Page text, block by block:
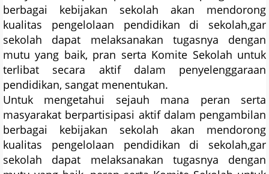
berbagai kebijakan sekolah akan mendorong
kualitas pengelolaan pendidikan di sekolah,gar
sekolah dapat melaksanakan tugasnya dengan
mutu yang baik, pran serta Komite Sekolah untuk
terlibat secara aktif dalam penyelenggaraan
pendidikan, sangat menentukan.
Untuk mengetahui sejauh mana peran serta
masyarakat berpartisipasi aktif dalam pengambilan
berbagai kebijakan sekolah akan mendorong
kualitas pengelolaan pendidikan di sekolah,gar
sekolah dapat melaksanakan tugasnya dengan